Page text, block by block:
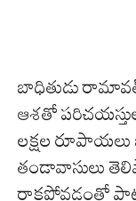
బాధితుడు
ఆశతో పరిచయస్తుల
లక్షల
తండావాసులు
రాకపోవడంతో